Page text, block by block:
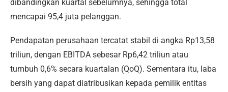
dibandingkan kuartal sebelumnya, sehingga total
mencapai 95,4 juta pelanggan.
Pendapatan perusahaan tercatat stabil di angka Rp13,58
triliun, dengan EBITDA sebesar Rp6,42 triliun atau
tumbuh 0,6% secara kuartalan (QoQ). Sementara itu, laba
bersih yang dapat diatribusikan kepada pemilik entitas